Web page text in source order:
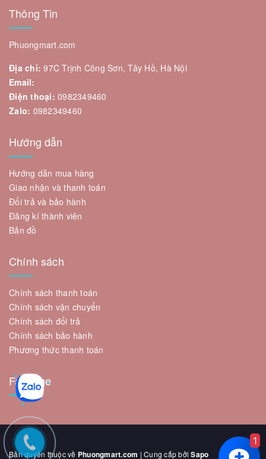
Thông Tin
Phuongmart.com
Địa chỉ: 97C Trịnh Công Sơn, Tây Hồ, Hà Nội
Email:
Điện thoại: 0982349460
Zalo: 0982349460
Hướng dẫn
Hướng dẫn mua hàng
Giao nhận và thanh toán
Đổi trả và bảo hành
Đăng kí thành viên
Bản đồ
Chính sách
Chính sách thanh toán
Chính sách vận chuyển
Chính sách đổi trả
Chính sách bảo hành
Phương thức thanh toán
Fanpage
Bản quyền thuộc về Phuongmart.com | Cung cấp bởiSapo
1